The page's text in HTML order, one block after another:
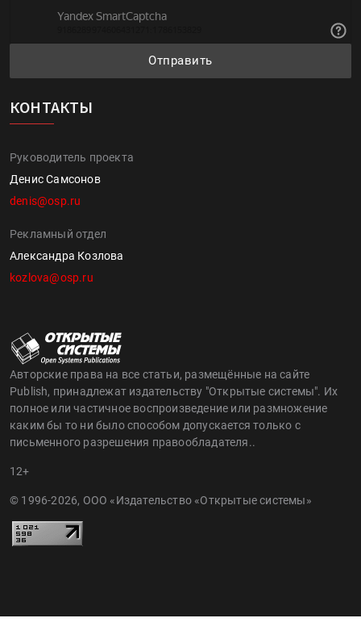
Отправить
КОНТАКТЫ
Руководитель проекта
Денис Самсонов
denis@osp.ru
Рекламный отдел
Александра Козлова
kozlova@osp.ru
Авторские права на все статьи, размещённые на сайте
Publish, принадлежат издательству "Открытые системы". Их
полное или частичное воспроизведение или размножение
каким бы то ни было способом допускается только с
письменного разрешения правообладателя..
12+
© 1996-2026, ООО «Издательство «Открытые системы»